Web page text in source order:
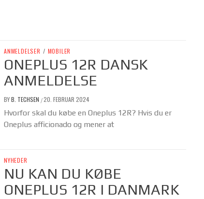
ANMELDELSER / MOBILER
ONEPLUS 12R DANSK
ANMELDELSE
BYB. TECHSEN /20. FEBRUAR 2024
Hvorfor skal du købe en Oneplus 12R? Hvis du er
Oneplus afficionado og mener at
NYHEDER
NU KAN DU KØBE
ONEPLUS 12R I DANMARK